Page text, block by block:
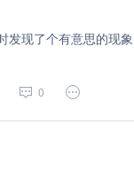
现了个有意思的现
0